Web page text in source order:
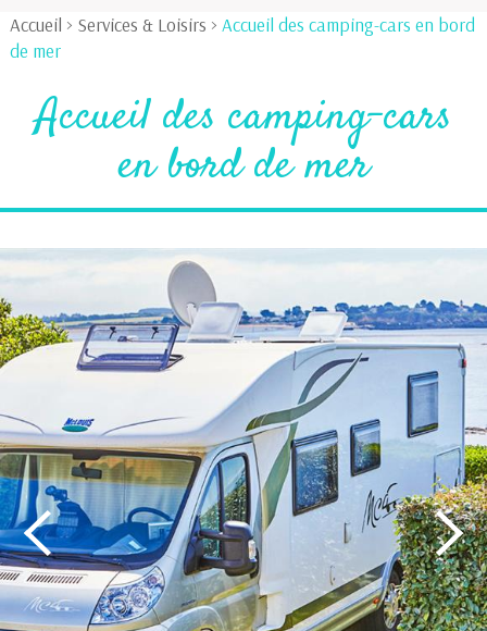
Accueil > Services & Loisirs > Accueil des camping-cars en bord
de mer
Accueil des camping-cars
en bord de mer